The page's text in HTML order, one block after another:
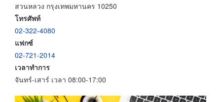
สวนหลวง กรุงเทพมหานคร 10250
โทรศัพท์
02-322-4080
แฟกซ์
02-721-2014
เวลาทำการ
จันทร์-เสาร์ เวลา 08:00-17:00